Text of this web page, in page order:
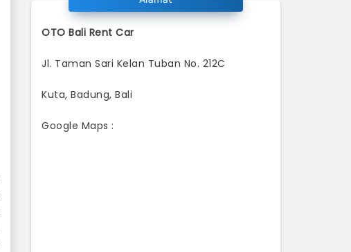
OTO Bali Rent Car
Jl. Taman Sari Kelan Tuban No. 212C
Kuta, Badung, Bali
Google Maps :